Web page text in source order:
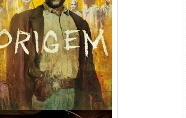
4ª Temporada Torrent
(2026) WEB-DL 1080p/4K
Dual Áudio